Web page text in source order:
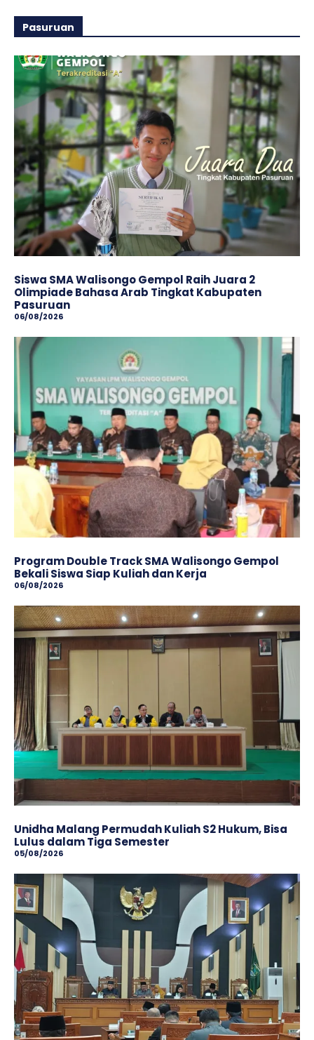
Pasuruan
Siswa SMA Walisongo Gempol Raih Juara 2
Olimpiade Bahasa Arab Tingkat Kabupaten
Pasuruan
06/08/2026
Program Double Track SMA Walisongo Gempol
Bekali Siswa Siap Kuliah dan Kerja
06/08/2026
Unidha Malang Permudah Kuliah S2 Hukum, Bisa
Lulus dalam Tiga Semester
05/08/2026